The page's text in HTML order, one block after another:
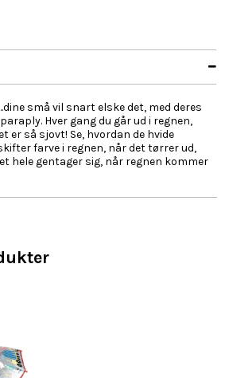
små vil snart elske det, med deres
Hver gang du går ud i regnen,
er så sjovt! Se, hvordan de hvide
farve i regnen, når det tørrer ud,
hele gentager sig, når regnen kommer